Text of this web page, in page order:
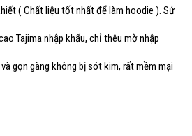
( Chất liệu tốt nhất để làm hoodie ). Sử
Tajima nhập khẩu, chỉ thêu mờ nhập
gọn gàng không bị sót kim, rất mềm mại